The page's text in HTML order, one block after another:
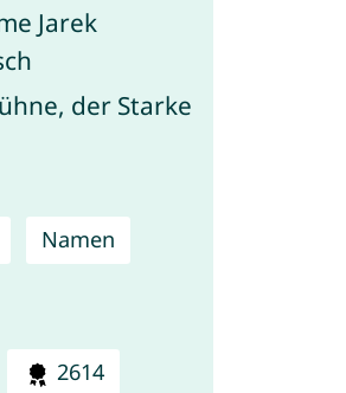
der Starke
Namen
2614